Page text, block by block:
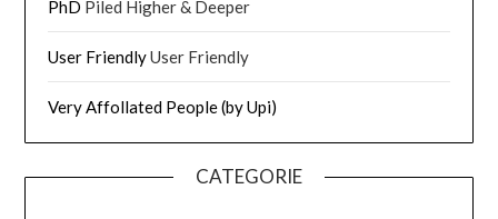
PhD Piled Higher & Deeper
User FriendlyUser Friendly
Very Affollated People (by Upi)
CATEGORIE